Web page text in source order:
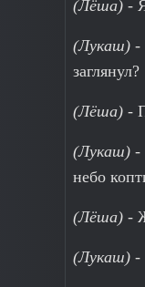
(Лёша) -
(Лукаш) -
заглянул?
(Лёша) -
(Лукаш) -
небо
(Лёша) -
(Лукаш) -